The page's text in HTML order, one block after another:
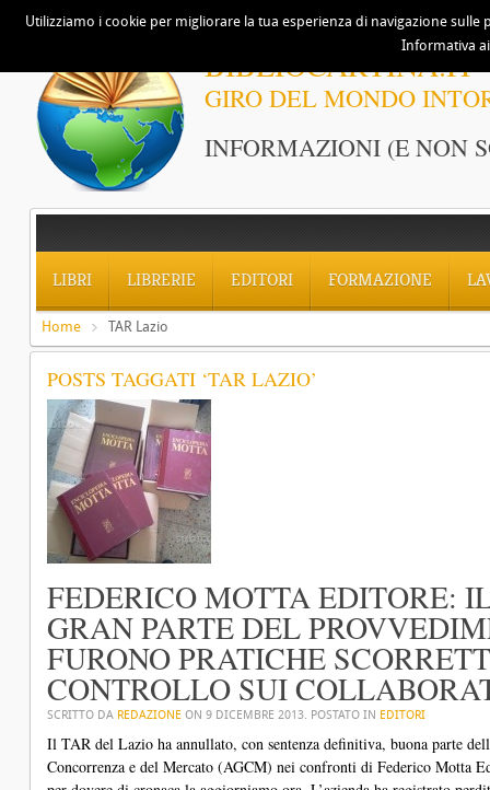
BIBLIOCARTINA.IT
GIRO DEL MONDO
INFORMAZIONI (E NON
LIBRI LIBRERIE EDITORI FORMAZIONE
Home TAR Lazio
POSTS TAGGATI ‘TAR LAZIO’
FEDERICO MOTTA EDITORE:
GRAN PARTE DEL
FURONO PRATICHE
CONTROLLO SUI
SCRITTO DA REDAZIONE ON 9 DICEMBRE 2013. POSTATO IN EDITORI
Il TAR del Lazio ha annullato, con sentenza definitiva, buona parte
Concorrenza e del Mercato (AGCM) nei confronti di Federico Motta
Utilizziamo i cookie per migliorare la tua esperienza di navigazione
Informativa ai